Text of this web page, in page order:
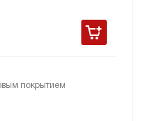
покрытием